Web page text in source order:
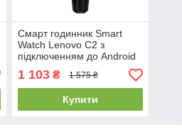
Смарт годинник Smart
Watch Lenovo C2 з
підключенням до Android
та iOs, водозахист 3АТМ
1 103₴ 1 575 ₴
Купити